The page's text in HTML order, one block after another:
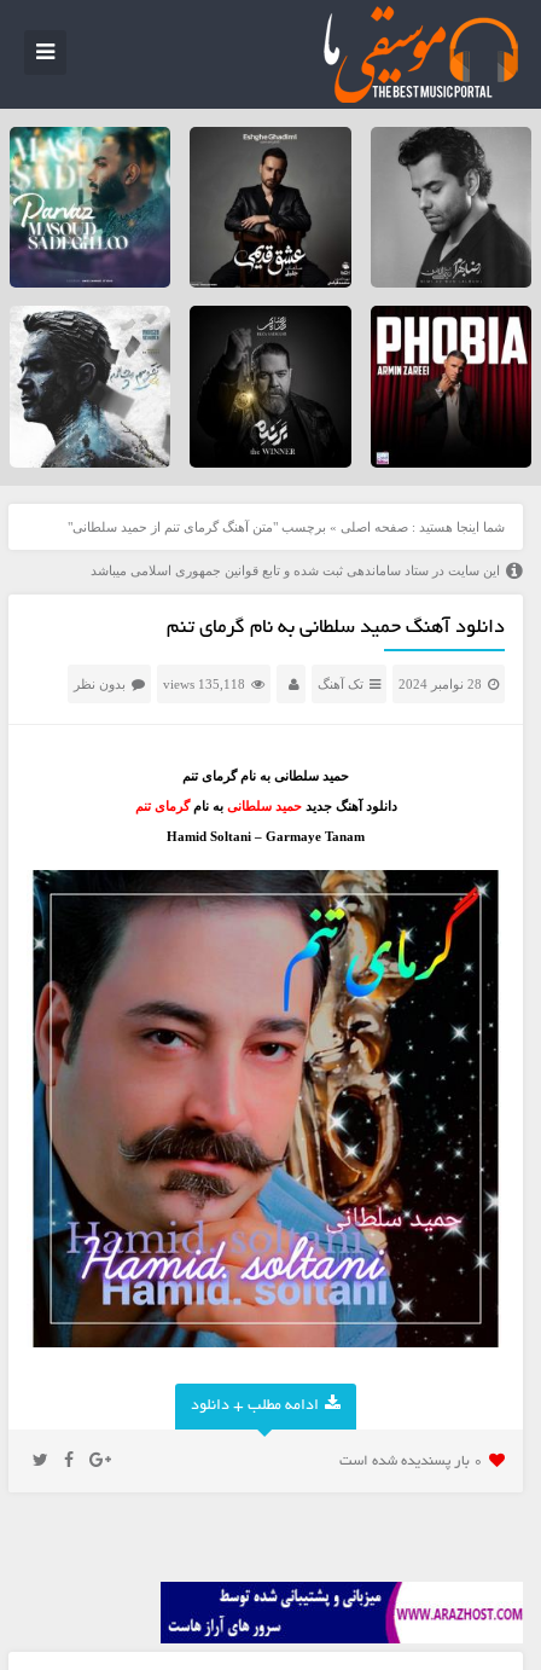
شما اینجا هستید : صفحه اصلی » برچسب "متن آهنگ گرمای تنم از حمید سلطانی"
این سایت در ستاد ساماندهی ثبت شده و تابع قوانین جمهوری اسلامی میباشد
دانلود آهنگ حمید سلطانی به نام گرمای تنم
28 نوامبر 2024 تک آهنگ 135,118 views بدون نظر
حمید سلطانی به نام گرمای تنم
دانلود آهنگ جدید حمید سلطانی به نامگرمای تنم
Hamid Soltani – Garmaye Tanam
ادامه مطلب + دانلود
0 بار پسنديده شده است